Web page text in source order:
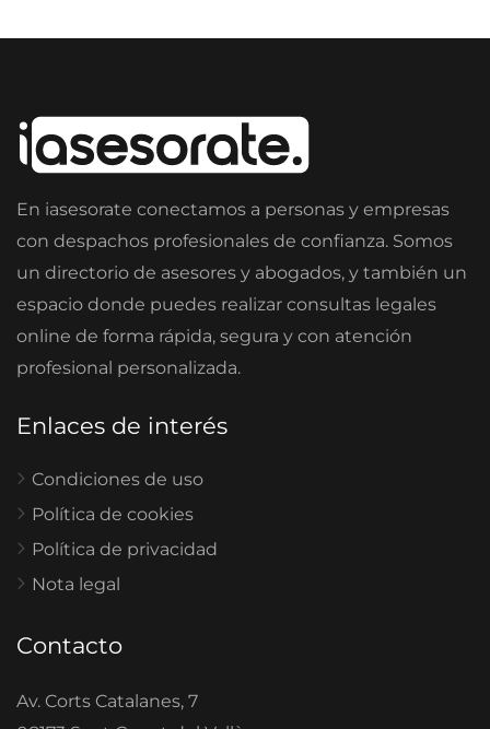
En iasesorate conectamos a personas y empresas
con despachos profesionales de confianza. Somos
un directorio de asesores y abogados, y también un
espacio donde puedes realizar consultas legales
online de forma rápida, segura y con atención
profesional personalizada.
Enlaces de interés
Condiciones de uso
Política de cookies
Política de privacidad
Nota legal
Contacto
Av. Corts Catalanes, 7